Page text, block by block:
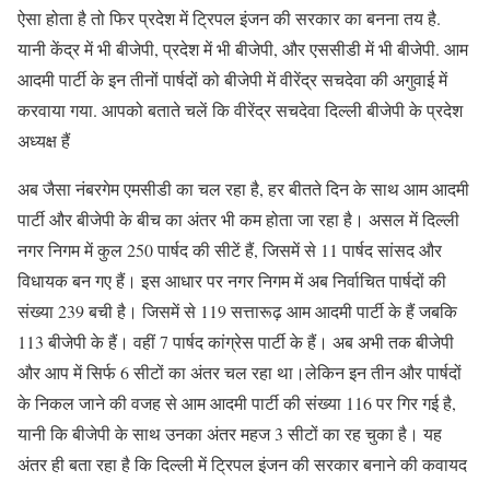
ऐसा होता है तो फिर प्रदेश में ट्रिपल इंजन की सरकार का बनना तय है.
यानी केंद्र में भी बीजेपी, प्रदेश में भी बीजेपी, और एससीडी में भी बीजेपी. आम
आदमी पार्टी के इन तीनों पार्षदों को बीजेपी में वीरेंद्र सचदेवा की अगुवाई में
करवाया गया. आपको बताते चलें कि वीरेंद्र सचदेवा दिल्ली बीजेपी के प्रदेश
अध्यक्ष हैं
अब जैसा नंबरगेम एमसीडी का चल रहा है, हर बीतते दिन के साथ आम आदमी
पार्टी और बीजेपी के बीच का अंतर भी कम होता जा रहा है। असल में दिल्ली
नगर निगम में कुल 250 पार्षद की सीटें हैं, जिसमें से 11 पार्षद सांसद और
विधायक बन गए हैं। इस आधार पर नगर निगम में अब निर्वाचित पार्षदों की
संख्या 239 बची है। जिसमें से 119 सत्तारूढ़ आम आदमी पार्टी के हैं जबकि
113 बीजेपी के हैं। वहीं 7 पार्षद कांग्रेस पार्टी के हैं। अब अभी तक बीजेपी
और आप में सिर्फ 6 सीटों का अंतर चल रहा था।लेकिन इन तीन और पार्षदों
के निकल जाने की वजह से आम आदमी पार्टी की संख्या 116 पर गिर गई है,
यानी कि बीजेपी के साथ उनका अंतर महज 3 सीटों का रह चुका है। यह
अंतर ही बता रहा है कि दिल्ली में ट्रिपल इंजन की सरकार बनाने की कवायद